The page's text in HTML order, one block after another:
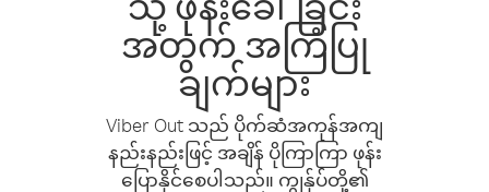
အတွက် အကြံပြု
ချက်များ
Viber Out သည် ပိုက်ဆံအကုန်အကျ
နည်းနည်းဖြင့် အချိန် ပိုကြာကြာ ဖုန်း
ပြောနိုင်စေပါသည်။ ကျွန်ုပ်တို့၏